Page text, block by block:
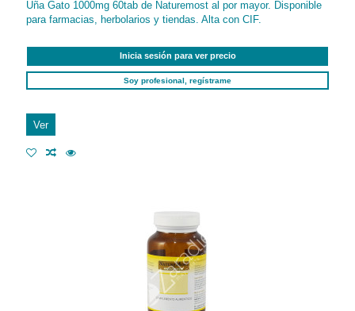
Uña Gato 1000mg 60tab de Naturemost al por mayor. Disponible
para farmacias, herbolarios y tiendas. Alta con CIF.
Inicia sesión para ver precio
Soy profesional, regístrame
Ver